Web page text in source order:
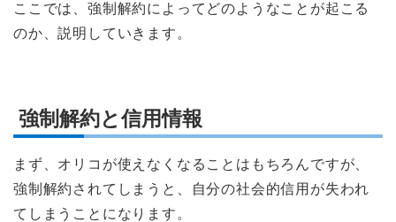
ここでは、強制解約によってどのようなことが起こる
のか、説明していきます。
強制解約と信用情報
まず、オリコが使えなくなることはもちろんですが、
強制解約されてしまうと、自分の社会的信用が失われ
てしまうことになります。